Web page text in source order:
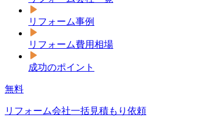
リフォーム事例
リフォーム費用相場
成功のポイント
無料
リフォーム会社一括見積もり依頼